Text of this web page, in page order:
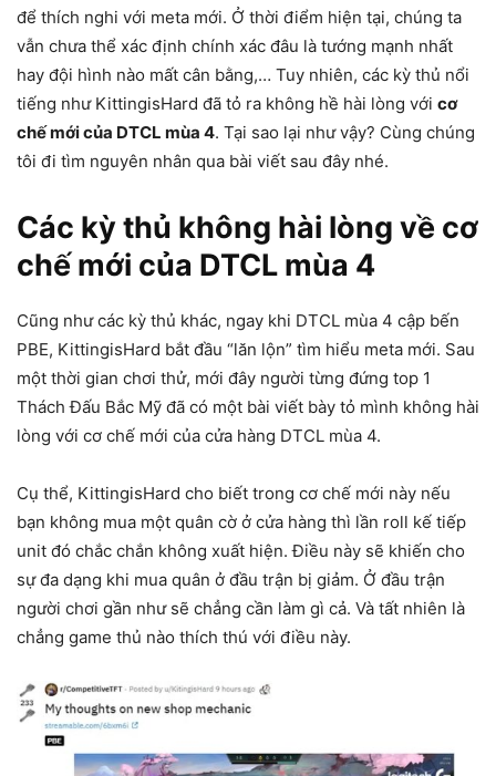
để thích nghi với meta mới. Ở thời điểm hiện tại, chúng ta
vẫn chưa thể xác định chính xác đâu là tướng mạnh nhất
hay đội hình nào mất cân bằng,… Tuy nhiên, các kỳ thủ nổi
tiếng như KittingisHard đã tỏ ra không hề hài lòng với cơ
chế mới của DTCL mùa 4. Tại sao lại như vậy? Cùng chúng
tôi đi tìm nguyên nhân qua bài viết sau đây nhé.
Các kỳ thủ không hài lòng về cơ
chế mới của DTCL mùa 4
Cũng như các kỳ thủ khác, ngay khi DTCL mùa 4 cập bến
PBE, KittingisHard bắt đầu “lăn lộn” tìm hiểu meta mới. Sau
một thời gian chơi thử, mới đây người từng đứng top 1
Thách Đấu Bắc Mỹ đã có một bài viết bày tỏ mình không hài
lòng với cơ chế mới của cửa hàng DTCL mùa 4.
Cụ thể, KittingisHard cho biết trong cơ chế mới này nếu
bạn không mua một quân cờ ở cửa hàng thì lần roll kế tiếp
unit đó chắc chắn không xuất hiện. Điều này sẽ khiến cho
sự đa dạng khi mua quân ở đầu trận bị giảm. Ở đầu trận
người chơi gần như sẽ chẳng cần làm gì cả. Và tất nhiên là
chẳng game thủ nào thích thú với điều này.